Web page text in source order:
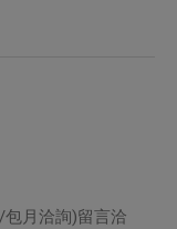
月洽詢)留言洽